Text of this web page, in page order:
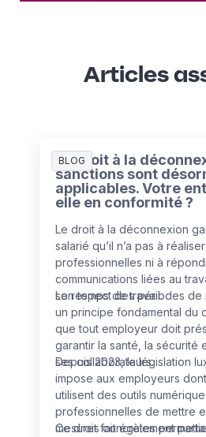
Articles
BLOG
Le droit à la
sanctions sont
applicables. Votre
elle en conformité ?
Le droit à la déconnexion
salarié qu’il n’a pas à
professionnelles ni à
communications liées au
son temps de travail.
Le respect des périodes de
un principe fondamental du
que tout employeur doit
garantir la santé, la sécurité
ses collaborateurs.
Depuis 2023, la législation
impose aux employeurs
utilisent des outils
professionnelles de mettre
mesures concrètes
Ce droit fait également